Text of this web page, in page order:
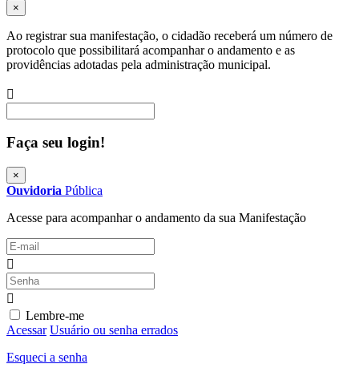
×
Ao registrar sua manifestação, o cidadão receberá um número de
protocolo que possibilitará acompanhar o andamento e as
providências adotadas pela administração municipal.
Faça seu login!
×
Ouvidoria Pública
Acesse para acompanhar o andamento da sua Manifestação
Lembre-me
Acessar Usuário ou senha errados
Esqueci a senha